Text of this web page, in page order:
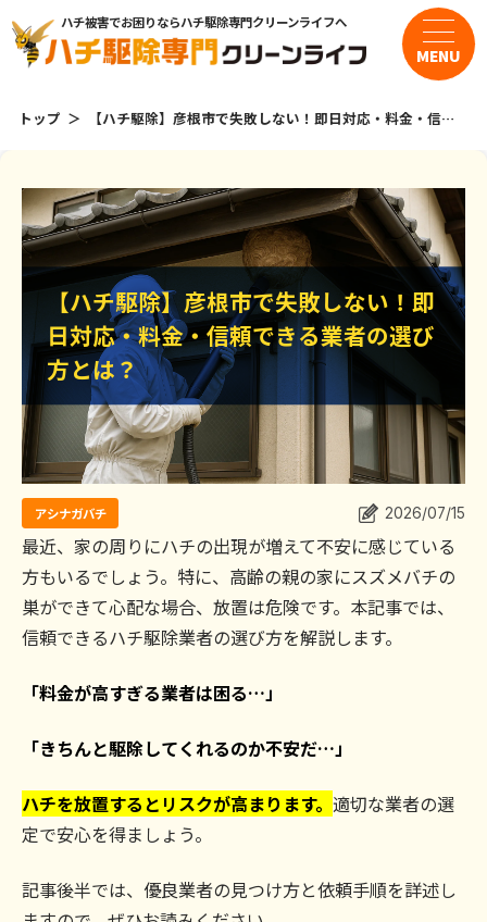
ハチ被害でお困りならハチ駆除専門クリーンライフへ
サービス・料金
・スズメバチの駆除
・アシナガバチの駆除
・ミツバチの駆除
よくある質問
お客様の声
作業事例
依頼の流れ
お問合せ
MENU
トップ 【ハチ駆除】彦根市で失敗しない！即日対応・料金・信頼
できる業者の選び方とは？
【ハチ駆除】彦根市で失敗しない！即
日対応・料金・信頼できる業者の選び
方とは？
【ハチ駆除】彦根市で失敗しない！即
日対応・料金・信頼できる業者の選び
方とは？
アシナガバチ 2026/07/15
最近、家の周りにハチの出現が増えて不安に感じている
方もいるでしょう。特に、高齢の親の家にスズメバチの
巣ができて心配な場合、放置は危険です。本記事では、
信頼できるハチ駆除業者の選び方を解説します。
「料金が高すぎる業者は困る…」
「きちんと駆除してくれるのか不安だ…」
ハチを放置するとリスクが高まります。適切な業者の選
定で安心を得ましょう。
記事後半では、優良業者の見つけ方と依頼手順を詳述し